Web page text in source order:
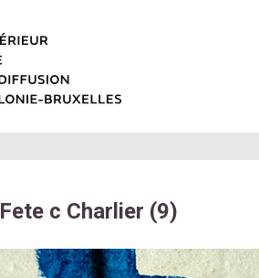
Fete c Charlier (9)